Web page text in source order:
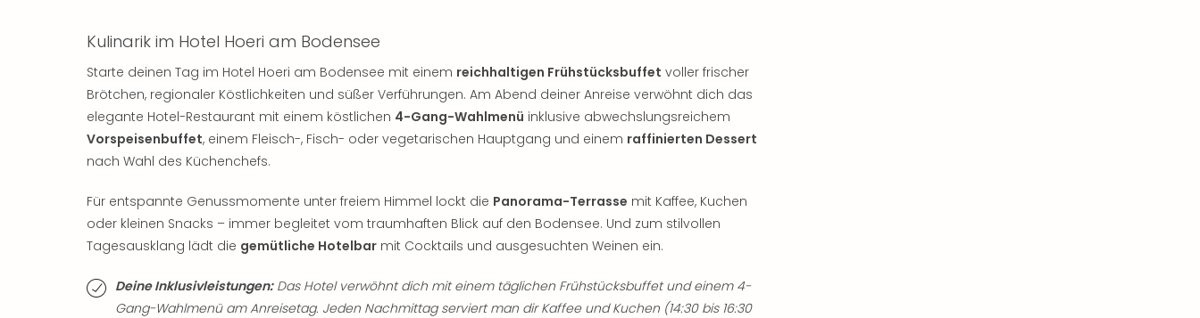
Kulinarik im Hotel Hoeri am Bodensee
Starte deinen Tag im Hotel Hoeri am Bodensee mit einem reichhaltigen Frühstücksbuffet voller frischer
Brötchen, regionaler Köstlichkeiten und süßer Verführungen. Am Abend deiner Anreise verwöhnt dich das
elegante Hotel-Restaurant mit einem köstlichen 4-Gang-Wahlmenü inklusive abwechslungsreichem
Vorspeisenbuffet, einem Fleisch-, Fisch- oder vegetarischen Hauptgang und einem raffinierten Dessert
nach Wahl des Küchenchefs.
Für entspannte Genussmomente unter freiem Himmel lockt die Panorama-Terrasse mit Kaffee, Kuchen
oder kleinen Snacks – immer begleitet vom traumhaften Blick auf den Bodensee. Und zum stilvollen
Tagesausklang lädt die gemütliche Hotelbar mit Cocktails und ausgesuchten Weinen ein.
Deine Inklusivleistungen:Das Hotel verwöhnt dich mit einem täglichen Frühstücksbuffet und einem 4-
Gang-Wahlmenü am Anreisetag. Jeden Nachmittag serviert man dir Kaffee und Kuchen (14:30 bis 16:30